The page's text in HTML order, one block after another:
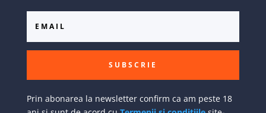
SUBSCRIE
Prin abonarea la newsletter confirm ca am peste 18